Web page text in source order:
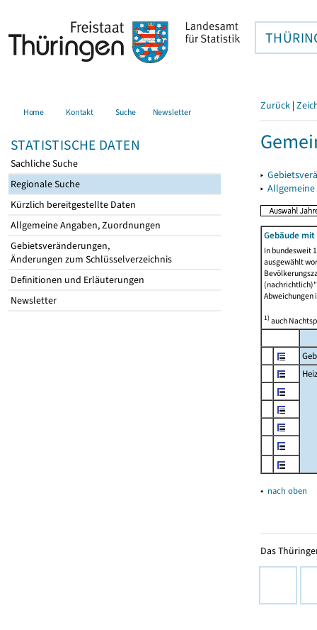
Home Kontakt Suche Newsletter
STATISTISCHE DATEN
Sachliche Suche
Regionale Suche
Kürzlich bereitgestellte Daten
Allgemeine Angaben, Zuordnungen
Gebietsveränderungen,
Änderungen zum Schlüsselverzeichnis
Definitionen und Erläuterungen
Newsletter
Zurück |
▸
▸
Gebäude
In bundesweit
ausgewählt
Abweichungen
1)auch
▴ nach oben
Das